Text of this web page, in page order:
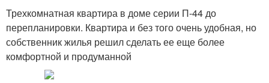
Трехкомнатная квартира в доме серии П-44 до
перепланировки. Квартира и без того очень удобная, но
собственник жилья решил сделать ее еще более
комфортной и продуманной